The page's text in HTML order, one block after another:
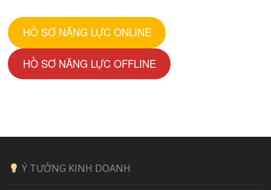
HỒ SƠ NĂNG LỰC ONLINE
HỒ SƠ NĂNG LỰC OFFLINE
Ý TƯỞNG KINH DOANH